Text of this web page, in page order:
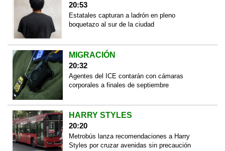
20:53
Estatales capturan a ladrón en pleno
boquetazo al sur de la ciudad
MIGRACIÓN
20:32
Agentes del ICE contarán con cámaras
corporales a finales de septiembre
HARRY STYLES
20:20
Metrobús lanza recomendaciones a Harry
Styles por cruzar avenidas sin precaución